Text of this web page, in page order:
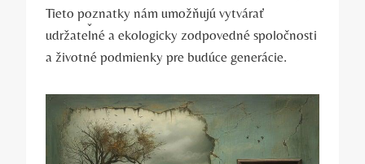
Tieto poznatky nám⁣ umožňujú vytvárať
udržateľné a ekologicky zodpovedné ⁣spoločnosti​
a životné podmienky pre budúce ⁤generácie.